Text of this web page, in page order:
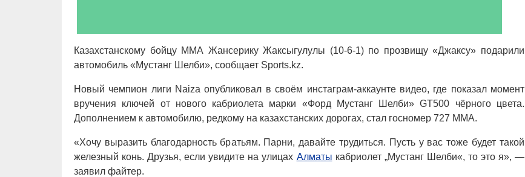
Казахстанскому бойцу ММА Жансерику Жаксыгулулы (10-6-1) по прозвищу «Джаксу» подарили
автомобиль «Мустанг Шелби», сообщает Sports.kz.
Новый чемпион лиги Naiza опубликовал в своём инстаграм-аккаунте видео, где показал момент
вручения ключей от нового кабриолета марки «Форд Мустанг Шелби» GT500 чёрного цвета.
Дополнением к автомобилю, редкому на казахстанских дорогах, стал госномер 727 ММА.
«Хочу выразить благодарность братьям. Парни, давайте трудиться. Пусть у вас тоже будет такой
железный конь. Друзья, если увидите на улицах Алматы кабриолет „Мустанг Шелби«, то это я», —
заявил файтер.